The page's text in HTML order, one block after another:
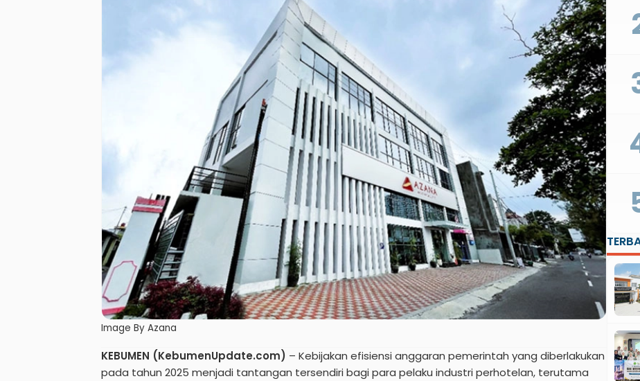
Image By Azana
KEBUMEN (KebumenUpdate.com) – Kebijakan efisiensi anggaran pemerintah yang diberlakukan
pada tahun 2025 menjadi tantangan tersendiri bagi para pelaku industri perhotelan, terutama